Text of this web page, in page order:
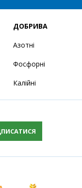
ДОБРИВА
Азотні
Фосфорні
Калійні